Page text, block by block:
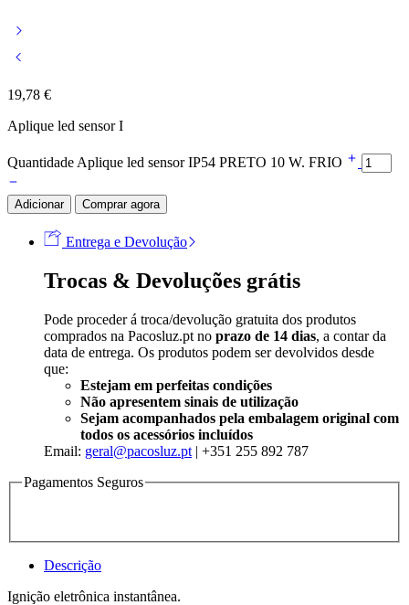
19,78 €
Aplique led sensor I
Quantidade Aplique led sensor IP54 PRETO 10 W. FRIO
Adicionar Comprar agora
Entrega e Devolução
Trocas & Devoluções grátis
Pode proceder á troca/devolução gratuita dos produtos
comprados na Pacosluz.pt no prazo de 14 dias, a contar da
data de entrega. Os produtos podem ser devolvidos desde
que:
Estejam em perfeitas condições
Não apresentem sinais de utilização
Sejam acompanhados pela embalagem original com
todos os acessórios incluídos
Email: geral@pacosluz.pt | +351 255 892 787
Pagamentos Seguros
Descrição
Ignição eletrônica instantânea.